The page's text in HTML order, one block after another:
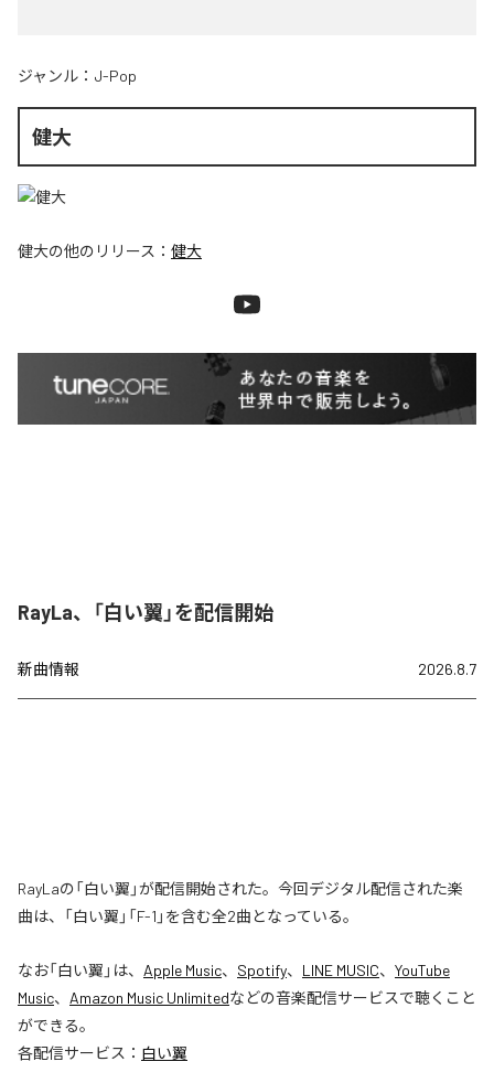
ジャンル： J-Pop
健大
健大の他のリリース： 健大
RayLa、「白い翼」を配信開始
新曲情報 2026.8.7
RayLaの「白い翼」が配信開始された。今回デジタル配信された楽
曲は、「白い翼」「F-1」を含む全2曲となっている。
なお「白い翼 」は、 Apple Music、 Spotify、 LINE MUSIC、 YouTube
Music、 Amazon Music Unlimitedなどの音楽配信サービスで聴くこと
ができる。
各配信サービス： 白い翼